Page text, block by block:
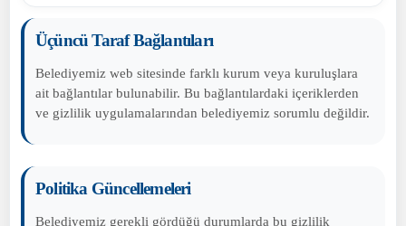
Üçüncü Taraf Bağlantıları
Belediyemiz web sitesinde farklı kurum veya kuruluşlara
ait bağlantılar bulunabilir. Bu bağlantılardaki içeriklerden
ve gizlilik uygulamalarından belediyemiz sorumlu değildir.
Politika Güncellemeleri
Belediyemiz gerekli gördüğü durumlarda bu gizlilik